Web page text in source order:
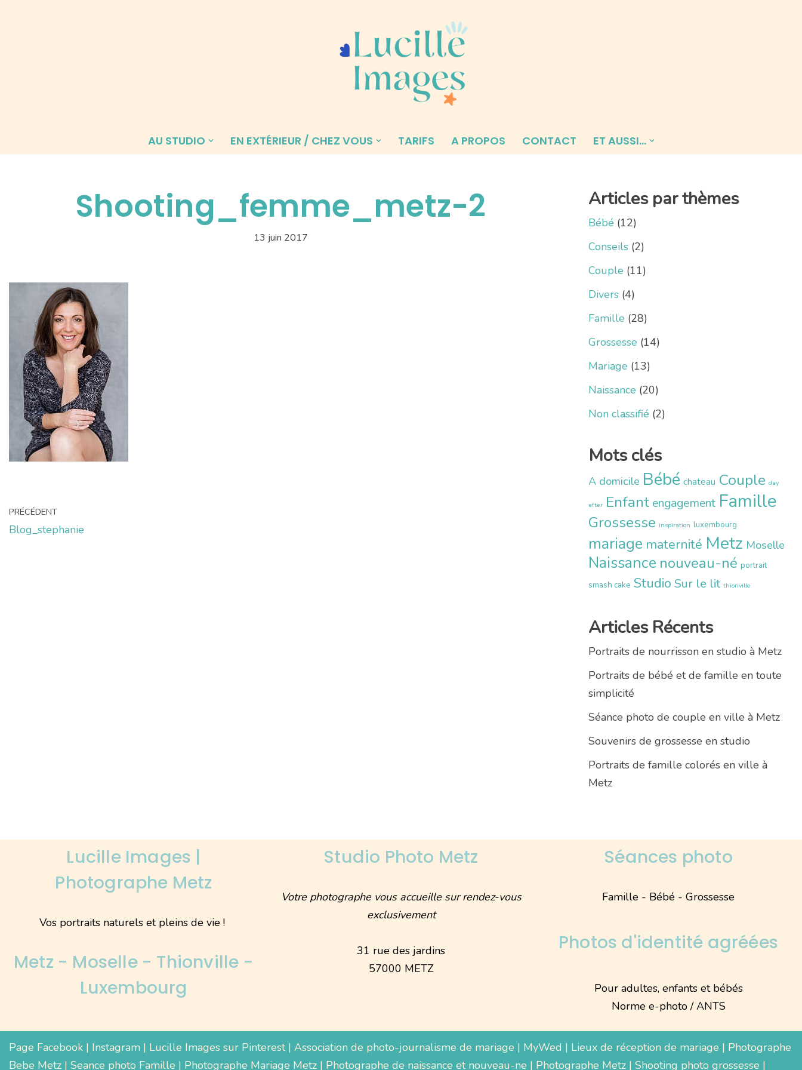
AU STUDIO EN EXTÉRIEUR / CHEZ VOUS TARIFS A PROPOS CONTACT ET AUSSI…
Shooting_femme_metz-2
13 juin 2017
PRÉCÉDENT
Blog_stephanie
Articles par thèmes
Bébé (12)
Conseils(2)
Couple (11)
Divers(4)
Famille (28)
Grossesse (14)
Mariage (13)
Naissance (20)
Non classifié (2)
Mots clés
A domicile Bébé chateau Couple day
after Enfant engagement Famille
Grossesse inspiration luxembourg
mariage maternité Metz Moselle
Naissance nouveau-né portrait
smash cake Studio Sur le lit thionville
Articles Récents
Portraits de nourrisson en studio à Metz
Portraits de bébé et de famille en toute
simplicité
Séance photo de couple en ville à Metz
Souvenirs de grossesse en studio
Portraits de famille colorés en ville à
Metz
Lucille Images |
Photographe Metz
Vos portraits naturels et pleins de vie !
Metz - Moselle - Thionville -
Luxembourg
Studio Photo Metz
Votre photographe vous accueille sur rendez-vous
exclusivement
31 rue des jardins
57000 METZ
Séances photo
Famille - Bébé - Grossesse
Photos d'identité agréées
Pour adultes, enfants et bébés
Norme e-photo / ANTS
Page Facebook | Instagram | Lucille Images sur Pinterest| Association de photo-journalisme de mariage | MyWed | Lieux de réception de mariage | Photographe
Bebe Metz | Seance photo Famille | Photographe Mariage Metz | Photographe de naissance et nouveau-ne | Photographe Metz | Shooting photo grossesse |